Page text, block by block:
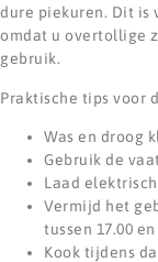
dure piekuren. Dit is
omdat u overtollige
gebruik.
Praktische tips voor
Was en droog
Gebruik de
Laad
Vermijd het
tussen 17.00
Kook tijdens